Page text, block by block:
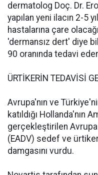
dermatolog Doç. Dr.
yapılan yeni ilacın 2-5
hastalarına çare
'dermansız dert' diye
90 oranında tedavi
ÜRTİKERİN TEDAVİSİ
Avrupa'nın ve
katıldığı Hollanda'nın
gerçekleştirilen
(EADV) sedef ve
damgasını vurdu.